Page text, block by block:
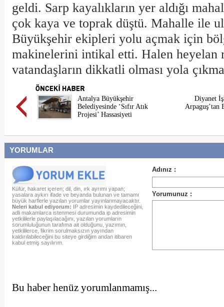
geldi. Sarp kayalıkların yer aldığı
çok kaya ve toprak düştü. Mahalle ile
Büyükşehir ekipleri yolu açmak için
makinelerini intikal etti. Halen heyelan
vatandaşların dikkatli olması yola
Antalya Büyükşehir
Belediyesinde ‘Sıfır Atık
Projesi’ Hassasiyeti
Diyanet
Arpaguş’tan
YORUMLAR
Küfür, hakaret içeren; dil, din, ırk ayrımı yapan;
yasalara aykırı ifade ve beyanda bulunan ve tamamı
büyük harflerle yazılan yorumlar yayınlanmayacaktır.
Neleri kabul ediyorum: IP adresimin kaydedileceğini,
adli makamlarca istenmesi durumunda ip adresimin
yetkililerle paylaşılacağını, yazılan yorumların
sorumluluğunun tarafıma ait olduğunu, yazımın,
yetkililerce, fikrim sorulmaksızın yayından
kaldırılabileceğini bu siteye girdiğim andan itibaren
kabul etmiş sayılırım.
Bu haber henüz yorumlanmamış...